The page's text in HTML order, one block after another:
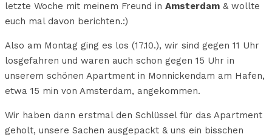
letzte Woche mit meinem Freund in Amsterdam & wollte
euch mal davon berichten.:)
Also am Montag ging es los (17.10.), wir sind gegen 11 Uhr
losgefahren und waren auch schon gegen 15 Uhr in
unserem schönen Apartment in Monnickendam am Hafen,
etwa 15 min von Amsterdam, angekommen.
Wir haben dann erstmal den Schlüssel für das Apartment
geholt, unsere Sachen ausgepackt & uns ein bisschen